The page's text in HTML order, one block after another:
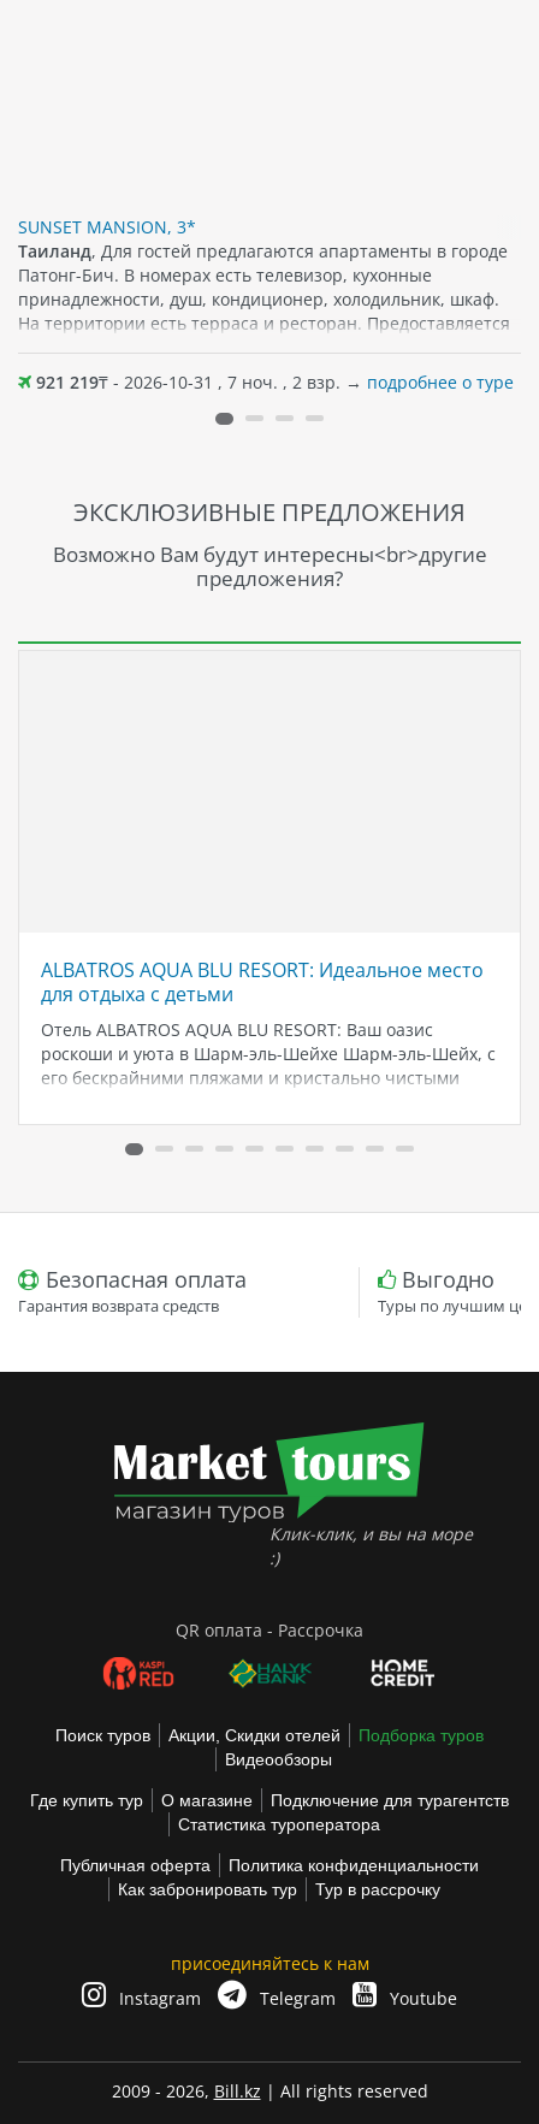
SUNSET MANSION, 3*
Таиланд, Для гостей предлагаются апартаменты в городе
Патонг-Бич. В номерах есть телевизор, кухонные
принадлежности, душ, кондиционер, холодильник, шкаф.
На территории есть терраса и ресторан. Предоставляется
популярные достопримечательности, кафе, а также
магазины. Песчаный пляж примерно в 450 м от отеля.
921 219₸ - 2026-10-31 , 7 ноч. , 2 взр. → подробнее о туре
ЭКСКЛЮЗИВНЫЕ ПРЕДЛОЖЕНИЯ
Возможно Вам будут интересны<br>другие
предложения?
ALBATROS AQUA BLU RESORT: Идеальное место
для отдыха с детьми
Отель ALBATROS AQUA BLU RESORT: Ваш оазис
роскоши и уюта в Шарм-эль-Шейхе Шарм-эль-Шейх, с
его бескрайними пляжами и кристально чистыми
мира своей красотой и разнообразием развлечений.
В этом райском уголке земли расположен один…
Безопасная оплата
Гарантия возврата средств
Выгодно
Туры по лучшим
Клик-клик, и вы на море
:)
QR оплата - Рассрочка
Поиск туров Акции, Скидки отелей
Подборка туров
Видеообзоры
Где купить тур О магазине
Подключение для турагентств
Статистика туроператора
Публичная оферта
Политика конфиденциальности
Как забронировать тур
Тур в рассрочку
присоединяйтесь к нам
Instagram
Telegram Youtube
2009 - 2026, Bill.kz | All rights reserved